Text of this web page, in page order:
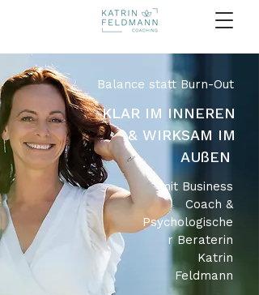
Balance statt Burn-Out
KLAR IM INNEREN
& WIRKSAM IM
AUßEN
mit Business
Coach &
Psychologische
r Beraterin
Katrin
Feldmann